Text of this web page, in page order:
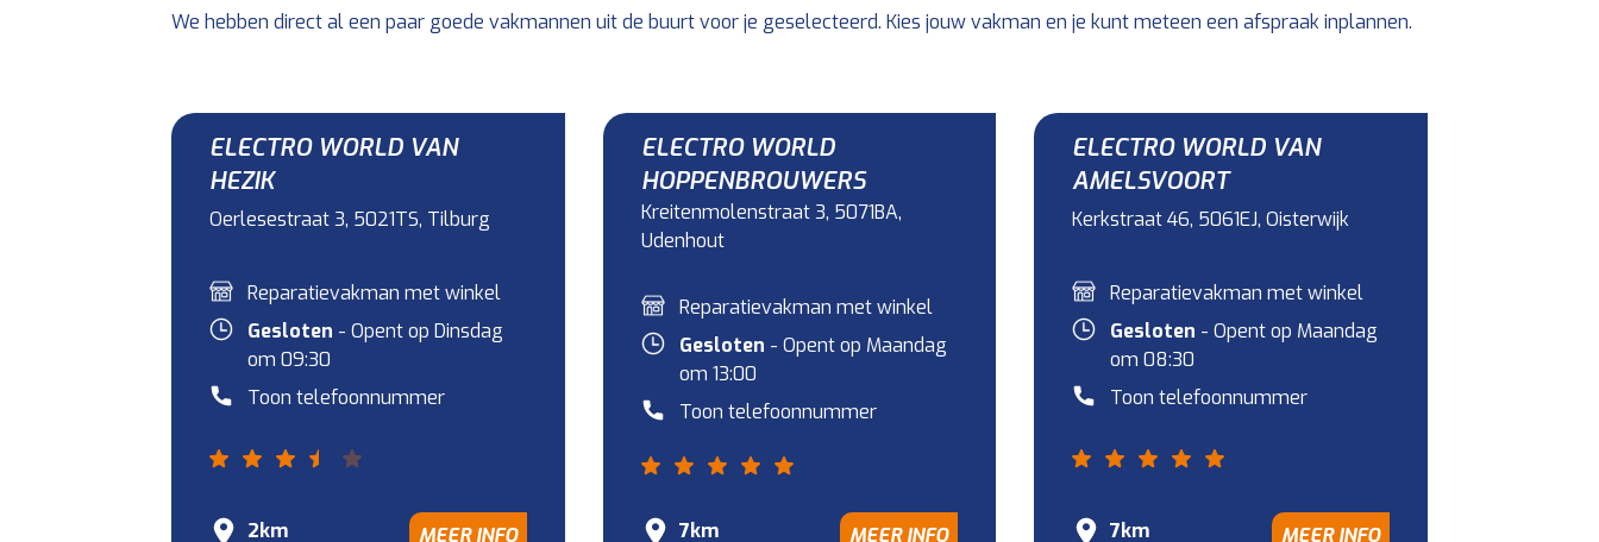
We hebben direct al een paar goede vakmannen uit de buurt voor je geselecteerd. Kies jouw vakman en je kunt meteen een afspraak inplannen.
ELECTRO WORLD VAN
HEZIK
Oerlesestraat 3, 5021TS, Tilburg
Reparatievakman met winkel
Gesloten - Opent op Dinsdag
om 09:30
Toon telefoonnummer
2km MEER INFO
ELECTRO WORLD
HOPPENBROUWERS
Kreitenmolenstraat 3, 5071BA,
Udenhout
Reparatievakman met winkel
Gesloten - Opent op Maandag
om 13:00
Toon telefoonnummer
7km MEER INFO
ELECTRO WORLD VAN
AMELSVOORT
Kerkstraat 46, 5061EJ, Oisterwijk
Reparatievakman met winkel
Gesloten - Opent op Maandag
om 08:30
Toon telefoonnummer
7km MEER INFO